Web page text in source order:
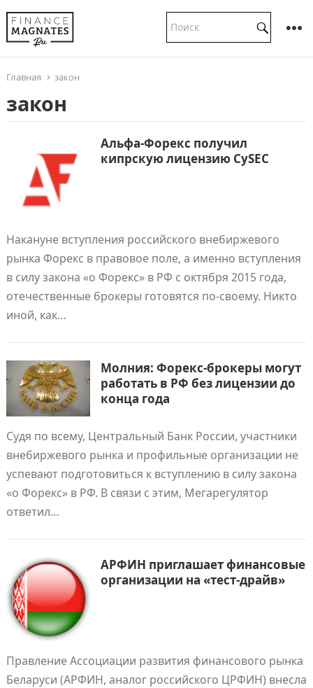
Главная закон
закон
Альфа-Форекс получил
кипрскую лицензию CySEC
Накануне вступления российского внебиржевого
рынка Форекс в правовое поле, а именно вступления
в силу закона «о Форекс» в РФ с октября 2015 года,
отечественные брокеры готовятся по-своему. Никто
иной, как…
Молния: Форекс-брокеры могут
работать в РФ без лицензии до
конца года
Судя по всему, Центральный Банк России, участники
внебиржевого рынка и профильные организации не
успевают подготовиться к вступлению в силу закона
«о Форекс» в РФ. В связи с этим, Мегарегулятор
ответил…
АРФИН приглашает финансовые
организации на «тест-драйв»
Правление Ассоциации развития финансового рынка
Беларуси (АРФИН, аналог российского ЦРФИН) внесла